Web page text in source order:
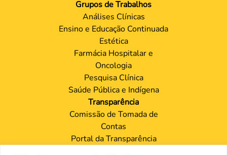
Grupos de Trabalhos
Análises Clínicas
Ensino e Educação Continuada
Estética
Farmácia Hospitalar e
Oncologia
Pesquisa Clínica
Saúde Pública e Indígena
Transparência
Comissão de Tomada de
Contas
Portal da Transparência